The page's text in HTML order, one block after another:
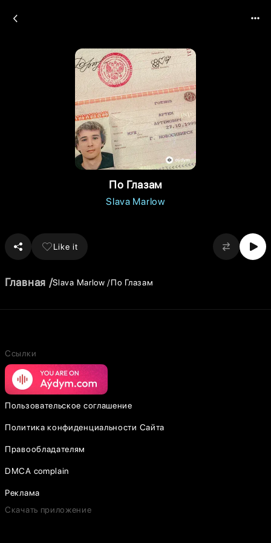
По Глазам
Slava Marlow
Like it
Главная Slava Marlow По Глазам
Ссылки
Пользовательское соглашение
Политика конфиденциальности Сайта
Правообладателям
DMCA complain
Реклама
Скачать приложение